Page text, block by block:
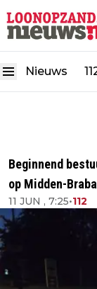
Nieuws
Beginnend
op Midden-
11 JUN , 7:25•112